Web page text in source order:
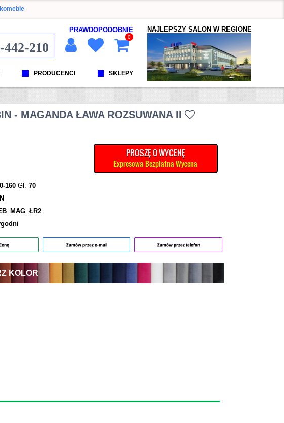
210
PRAWDOPODOBNIE
0
PRODUCENCI SKLEPY
NAJLEPSZY SALON W REGIONE
- MAGANDA ŁAWA ROZSUWANA II
PROSZĘ O WYCENĘ
Expresowa Bezpłatna Wycena
160 Gł.70
Zamów przez e-mail Zamów przez telefon
KOLOR